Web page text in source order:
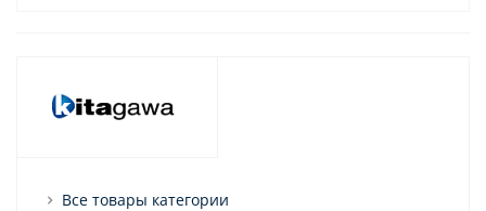
Все товары категории